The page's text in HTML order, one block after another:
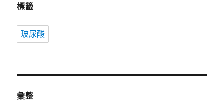
標籤
玻尿酸
彙整